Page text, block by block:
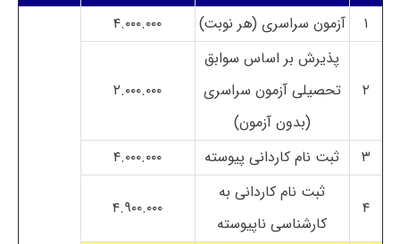
۱ آزمون سراسری (هر نوبت) ۴.۰۰۰.۰۰۰
۲
پذیرش بر اساس سوابق
تحصیلی آزمون سراسری
(بدون آزمون)
۲.۰۰۰.۰۰۰
۳ ثبت نام کاردانی پیوسته ۴.۰۰۰.۰۰۰
۴
ثبت نام کاردانی به
کارشناسی ناپیوسته
۴.۹۰۰.۰۰۰